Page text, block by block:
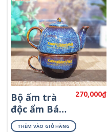
Bộ ấm trà
độc ẩm Bát
Tràng đẹp
270,000₫
THÊM VÀO GIỎ HÀNG